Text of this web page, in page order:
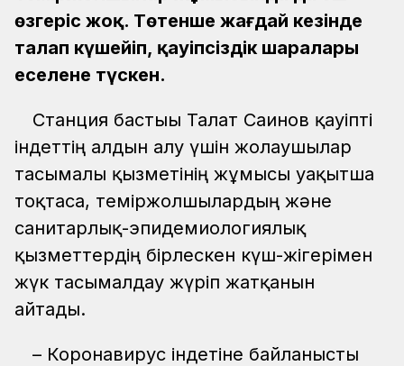
өзгеріс жоқ. Төтенше жағдай кезінде
талап күшейіп, қауіпсіздік шаралары
еселене түскен.
Станция бастығы Талғат Сағинов қауіпті
індеттің алдын алу үшін жолаушылар
тасымалы қызметінің жұмысы уақытша
тоқтаса, теміржолшылардың және
санитарлық-эпидемиологиялық
қызметтердің бірлескен күш-жігерімен
жүк тасымалдау жүріп жатқанын
айтады.
– Коронавирус індетіне байланысты